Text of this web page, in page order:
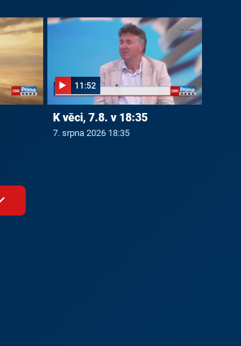
11:52
K věci, 7.8. v 18:35
7. srpna 2026 18:35